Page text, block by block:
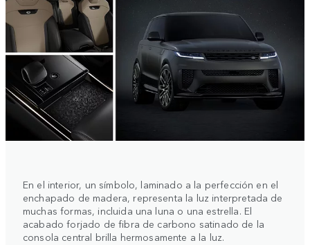
En el interior, un símbolo, laminado a la perfección en el
enchapado de madera, representa la luz interpretada de
muchas formas, incluida una luna o una estrella. El
acabado forjado de fibra de carbono satinado de la
consola central brilla hermosamente a la luz.